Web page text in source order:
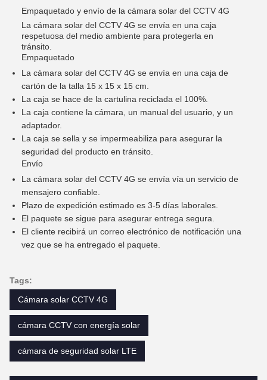
Empaquetado y envío de la cámara solar del CCTV 4G
La cámara solar del CCTV 4G se envía en una caja
respetuosa del medio ambiente para protegerla en
tránsito.
Empaquetado
La cámara solar del CCTV 4G se envía en una caja de
cartón de la talla 15 x 15 x 15 cm.
La caja se hace de la cartulina reciclada el 100%.
La caja contiene la cámara, un manual del usuario, y un
adaptador.
La caja se sella y se impermeabiliza para asegurar la
seguridad del producto en tránsito.
Envío
La cámara solar del CCTV 4G se envía vía un servicio de
mensajero confiable.
Plazo de expedición estimado es 3-5 días laborales.
El paquete se sigue para asegurar entrega segura.
El cliente recibirá un correo electrónico de notificación una
vez que se ha entregado el paquete.
Tags:
Cámara solar CCTV 4G
cámara CCTV con energía solar
cámara de seguridad solar LTE